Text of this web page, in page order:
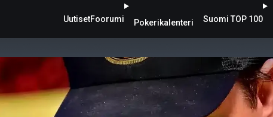
UutisetFoorumi Pokerikalenteri Suomi TOP 100